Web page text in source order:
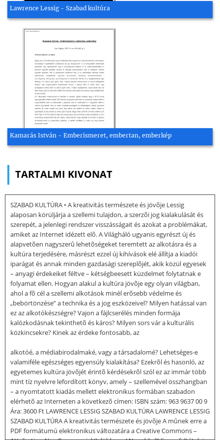
Lawrence Lessig - Szabad kultúra
Kamarás István - Emberismeret, embertan, emberkép
TARTALMI KIVONAT
SZABAD KULTÚRA • A kreativitás természete és jövõje Lessig
alaposan körüljárja a szellemi tulajdon, a szerzõi jog kialakulását és
szerepét, a jelenlegi rendszer visszásságait és azokat a problémákat,
amiket az Internet idézett elõ. A Világháló ugyanis egyrészt új és
alapvetõen nagyszerû lehetõségeket teremtett az alkotásra és a
kultúra terjedésére, másrészt ezzel új kihívások elé állítja a kiadói
iparágat és annak minden gazdasági szereplõjét, akik közül egyesek
– anyagi érdekeiket féltve – kétségbeesett küzdelmet folytatnak e
folyamat ellen. Hogyan alakul a kultúra jövõje egy olyan világban,
ahol a fõ cél a szellemi alkotások minél erõsebb védelme és
„bebörtönzése” a technika és a jog eszközeivel? Milyen hatással van
ez az alkotókészségre? Vajon a fájlcserélés minden formája
kalózkodásnak tekinthetõ és káros? Milyen sors vár a kulturális
közkincsekre? Kinek az érdeke fontosabb, az
alkotóé, a médiabirodalmaké, vagy a társadalomé? Lehetséges-e
valamiféle egészséges egyensúly kialakítása? Ezekrõl és hasonló, az
egyetemes kultúra jövõjét érintõ kérdésekrõl szól ez az immár több
mint tíz nyelvre lefordított könyv, amely – szellemével összhangban
– a nyomtatott kiadás mellett elektronikus formában szabadon
elérhetõ az Interneten a következõ címen: ISBN szám: 963 9637 00 9
Ára: 3600 Ft LAWRENCE LESSIG SZABAD KULTÚRA LAWRENCE LESSIG
SZABAD KULTÚRA A kreativitás természete és jövõje A mûnek erre a
PDF formátumú elektronikus változatára a Creative Commons –